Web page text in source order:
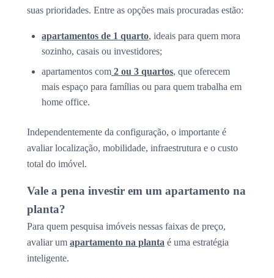
suas prioridades. Entre as opções mais procuradas estão:
apartamentos de 1 quarto, ideais para quem mora
sozinho, casais ou investidores;
apartamentos com 2 ou 3 quartos, que oferecem
mais espaço para famílias ou para quem trabalha em
home office.
Independentemente da configuração, o importante é
avaliar localização, mobilidade, infraestrutura e o custo
total do imóvel.
Vale a pena investir em um apartamento na
planta?
Para quem pesquisa imóveis nessas faixas de preço,
avaliar um apartamento na planta é uma estratégia
inteligente.